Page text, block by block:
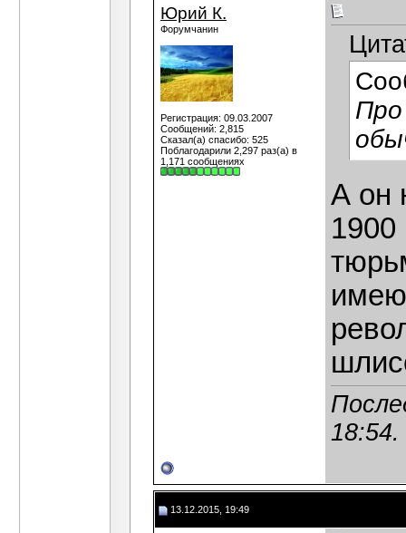
Юрий К.
Форумчанин
Регистрация: 09.03.2007
Сообщений: 2,815
Сказал(а) спасибо: 525
Поблагодарили 2,297 раз(а) в
1,171 сообщениях
А он
1900
18:54.
13.12.2015, 19:49